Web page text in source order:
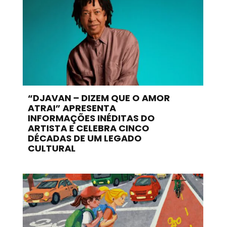
“DJAVAN – DIZEM QUE O AMOR
ATRAI” APRESENTA
INFORMAÇÕES INÉDITAS DO
ARTISTA E CELEBRA CINCO
DÉCADAS DE UM LEGADO
CULTURAL